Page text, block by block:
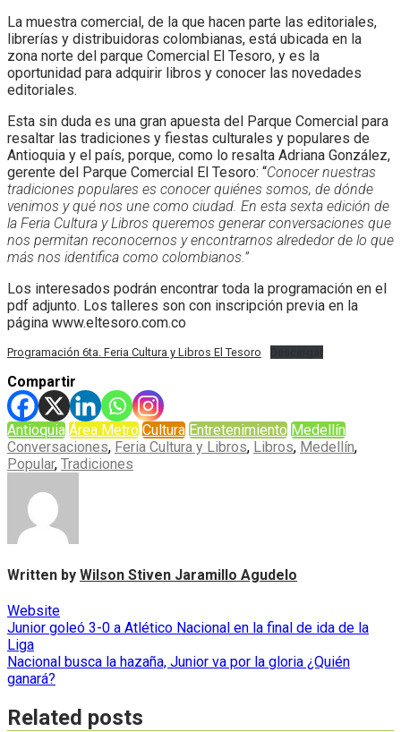
La muestra comercial, de la que hacen parte las editoriales,
librerías y distribuidoras colombianas, está ubicada en la
zona norte del parque Comercial El Tesoro, y es la
oportunidad para adquirir libros y conocer las novedades
editoriales.
Esta sin duda es una gran apuesta del Parque Comercial para
resaltar las tradiciones y fiestas culturales y populares de
Antioquia y el país, porque, como lo resalta Adriana González,
gerente del Parque Comercial El Tesoro: “Conocer nuestras
tradiciones populares es conocer quiénes somos, de dónde
venimos y qué nos une como ciudad. En esta sexta edición de
la Feria Cultura y Libros queremos generar conversaciones que
nos permitan reconocernos y encontrarnos alrededor de lo que
más nos identifica como colombianos.”
Los interesados podrán encontrar toda la programación en el
pdf adjunto. Los talleres son con inscripción previa en la
página www.eltesoro.com.co
Programación 6ta. Feria Cultura y Libros El Tesoro
Compartir
Antioquia Área Metro Cultura Entretenimiento Medellín
Conversaciones, Feria Cultura y Libros, Libros, Medellín,
Popular, Tradiciones
Written by Wilson Stiven Jaramillo Agudelo
Website
Navegación
de
entradas
Junior goleó 3-0 a Atlético Nacional en la final de ida de la
Liga
Nacional busca la hazaña, Junior va por la gloria ¿Quién
ganará?
Related posts